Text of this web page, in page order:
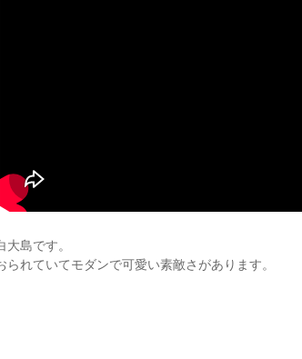
島です。
れていてモダンで可愛い素敵さがあります。